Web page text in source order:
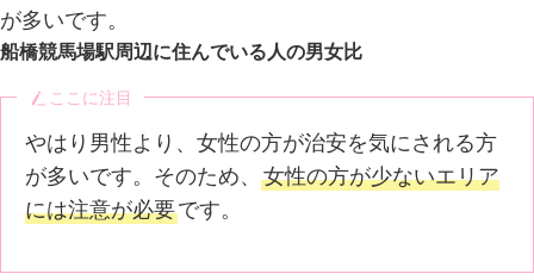
が多いです。
船橋競馬場駅周辺に住んでいる人の男女比
ここに注目
やはり男性より、女性の方が治安を気にされる方
が多いです。そのため、女性の方が少ないエリア
には注意が必要です。